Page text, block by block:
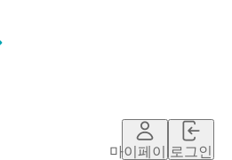
마이페이지로그인